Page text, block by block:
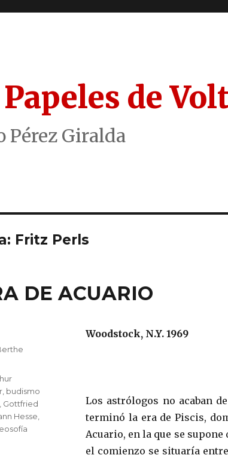
de
Pérez Giralda
Fritz Perls
DE ACUARIO
Woodstock, N.Y. 1969
Los astrólogos no acaban
terminó la era de Piscis,
Acuario, en la que se
el comienzo se situaría
budismo
Gottfried
Hesse